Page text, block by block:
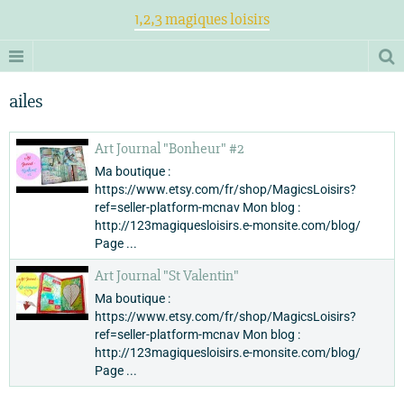
1,2,3 magiques loisirs
ailes
Art Journal "Bonheur" #2
Ma boutique :
https://www.etsy.com/fr/shop/MagicsLoisirs?
ref=seller-platform-mcnav Mon blog :
http://123magiquesloisirs.e-monsite.com/blog/
Page ...
Art Journal "St Valentin"
Ma boutique :
https://www.etsy.com/fr/shop/MagicsLoisirs?
ref=seller-platform-mcnav Mon blog :
http://123magiquesloisirs.e-monsite.com/blog/
Page ...